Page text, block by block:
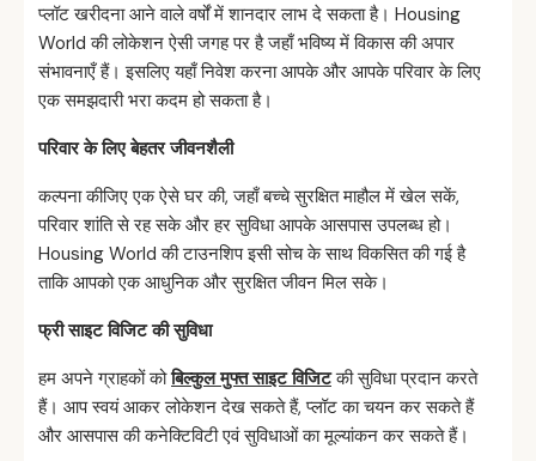
प्लॉट खरीदना आने वाले वर्षों में शानदार लाभ दे सकता है। Housing
World की लोकेशन ऐसी जगह पर है जहाँ भविष्य में विकास की अपार
संभावनाएँ हैं। इसलिए यहाँ निवेश करना आपके और आपके परिवार के लिए
एक समझदारी भरा कदम हो सकता है।
परिवारकेलिएबेहतरजीवनशैली
कल्पना कीजिए एक ऐसे घर की, जहाँ बच्चे सुरक्षित माहौल में खेल सकें,
परिवार शांति से रह सके और हर सुविधा आपके आसपास उपलब्ध हो।
Housing World की टाउनशिप इसी सोच के साथ विकसित की गई है
ताकि आपको एक आधुनिक और सुरक्षित जीवन मिल सके।
फ्रीसाइटविजिटकीसुविधा
हम अपने ग्राहकों कोबिल्कुल मुफ्त साइट विजिटकी सुविधा प्रदान करते
हैं। आप स्वयं आकर लोकेशन देख सकते हैं, प्लॉट का चयन कर सकते हैं
और आसपास की कनेक्टिविटी एवं सुविधाओं का मूल्यांकन कर सकते हैं।